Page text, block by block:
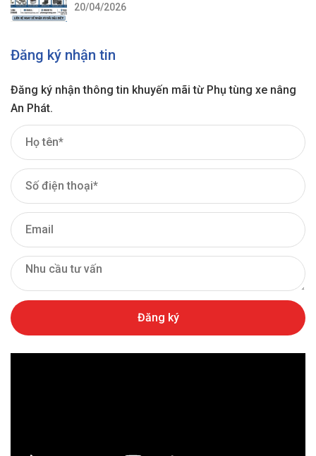
20/04/2026
Đăng ký nhận tin
Đăng ký nhận thông tin khuyến mãi từ Phụ tùng xe nâng
An Phát.